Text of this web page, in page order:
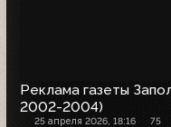
Реклама газеты
2002-2004)
25 апреля 2026, 18:16 75